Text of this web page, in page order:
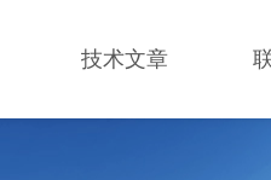
技术文章